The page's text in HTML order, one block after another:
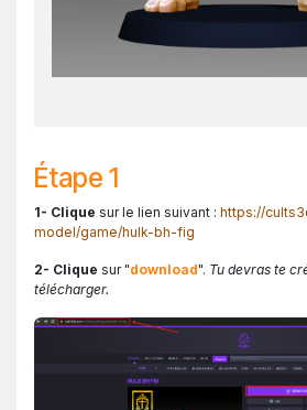
Étape 1
1- Clique sur le lien suivant : https://
model/game/hulk-bh-fig
2- Clique sur "download". Tu devras te
télécharger.